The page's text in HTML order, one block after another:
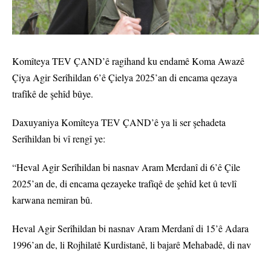
Komîteya TEV ÇAND’ê ragihand ku endamê Koma Awazê
Çiya Agir Serîhildan 6’ê Çielya 2025’an di encama qezaya
trafîkê de şehîd bûye.
Daxuyaniya Komîteya TEV ÇAND’ê ya li ser şehadeta
Serîhildan bi vî rengî ye:
“Heval Agir Serîhildan bi nasnav Aram Merdanî di 6’ê Çile
2025’an de, di encama qezayeke trafîqê de şehîd ket û tevlî
karwana nemiran bû.
Heval Agir Serîhildan bi nasnav Aram Merdanî di 15’ê Adara
1996’an de, li Rojhilatê Kurdistanê, li bajarê Mehabadê, di nav